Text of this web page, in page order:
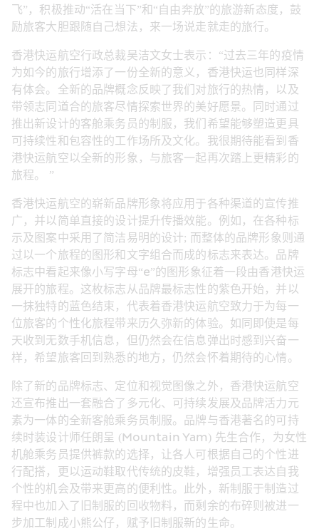
飞”，积极推动“活在当下”和“自由奔放”的旅游新态度，鼓
励旅客大胆跟随自己想法，来一场说走就走的旅行。
香港快运航空行政总裁吴洁文女士表示：“过去三年的疫情
为如今的旅行增添了一份全新的意义，香港快运也同样深
有体会。全新的品牌概念反映了我们对旅行的热情，以及
带领志同道合的旅客尽情探索世界的美好愿景。同时通过
推出新设计的客舱乘务员的制服，我们希望能够塑造更具
可持续性和包容性的工作场所及文化。我很期待能看到香
港快运航空以全新的形象，与旅客一起再次踏上更精彩的
旅程。 ”
香港快运航空的崭新品牌形象将应用于各种渠道的宣传推
广，并以简单直接的设计提升传播效能。例如，在各种标
示及图案中采用了简洁易明的设计; 而整体的品牌形象则通
过以一个旅程的图形和文字组合而成的标志来表达。品牌
标志中看起来像小写字母“e”的图形象征着一段由香港快运
展开的旅程。这枚标志从品牌最标志性的紫色开始，并以
一抹独特的蓝色结束，代表着香港快运航空致力于为每一
位旅客的个性化旅程带来历久弥新的体验。如同即使是每
天收到无数手机信息，但仍然会在信息弹出时感到兴奋一
样，希望旅客回到熟悉的地方，仍然会怀着期待的心情。
除了新的品牌标志、定位和视觉图像之外，香港快运航空
还宣布推出一套融合了多元化、可持续发展及品牌活力元
素为一体的全新客舱乘务员制服。品牌与香港著名的可持
续时装设计师任朗呈 (Mountain Yam) 先生合作，为女性
机舱乘务员提供裤款的选择，让各人可根据自己的个性进
行配搭，更以运动鞋取代传统的皮鞋，增强员工表达自我
个性的机会及带来更高的便利性。此外，新制服于制造过
程中也加入了旧制服的回收物料，而剩余的布碎则被进一
步加工制成小熊公仔，赋予旧制服新的生命。